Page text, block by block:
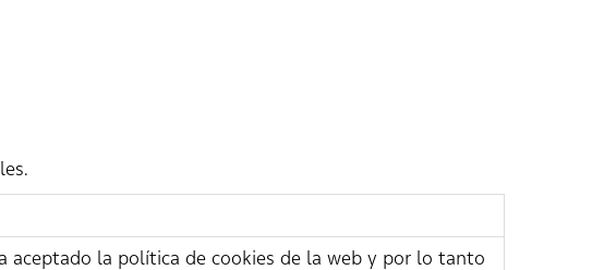
aceptado la política de cookies de la web y por lo tanto